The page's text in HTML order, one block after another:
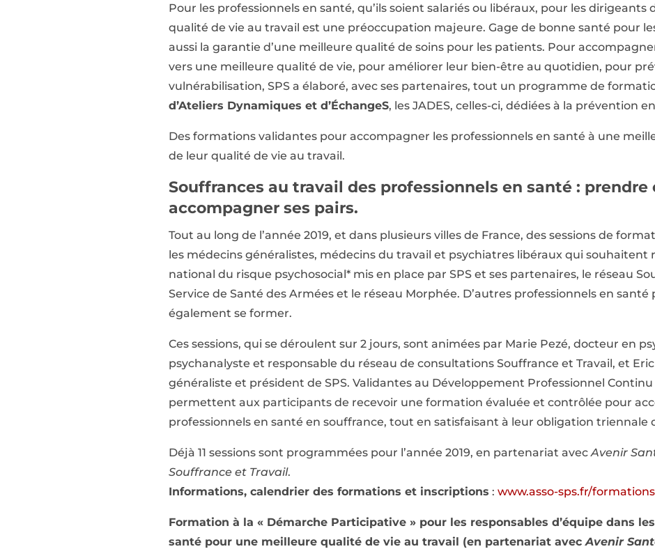
Pour les professionnels en santé, qu’ils soient salariés ou libéraux, pour les dirigeants
qualité de vie au travail est une préoccupation majeure. Gage de bonne santé pour
aussi la garantie d’une meilleure qualité de soins pour les patients. Pour
vers une meilleure qualité de vie, pour améliorer leur bien-être au quotidien, pour
vulnérabilisation, SPS a élaboré, avec ses partenaires, tout un programme de
d’Ateliers Dynamiques et d’ÉchangeS, les JADES, celles-ci, dédiées à la prévention
Des formations validantes pour accompagner les professionnels en santé à une
de leur qualité de vie au travail.
Souffrances au travail des professionnels en santé : prendre
accompagner ses pairs.
Tout au long de l’année 2019, et dans plusieurs villes de France, des sessions de
les médecins généralistes, médecins du travail et psychiatres libéraux qui souhaitent
national du risque psychosocial* mis en place par SPS et ses partenaires, le réseau
Service de Santé des Armées et le réseau Morphée. D’autres professionnels en
également se former.
Ces sessions, qui se déroulent sur 2 jours, sont animées par Marie Pezé, docteur en
psychanalyste et responsable du réseau de consultations Souffrance et Travail, et
généraliste et président de SPS. Validantes au Développement Professionnel Continu
permettent aux participants de recevoir une formation évaluée et contrôlée pour
professionnels en santé en souffrance, tout en satisfaisant à leur obligation triennale
Déjà 11 sessions sont programmées pour l’année 2019, en partenariat avecAvenir
Souffrance et Travail.
Informations, calendrier des formations et inscriptions : www.asso-sps.fr/
Formation à la « Démarche Participative » pour les responsables d’équipe dans
santé pour une meilleure qualité de vie au travail (en partenariat avecAvenir